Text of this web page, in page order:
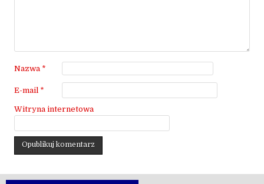
Nazwa *
E-mail *
Witryna internetowa